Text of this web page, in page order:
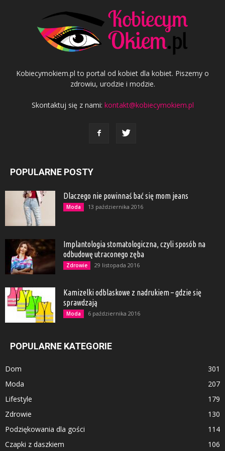
Kobiecymokiem.pl to portal od kobiet dla kobiet. Piszemy o
zdrowiu, urodzie i modzie.
Skontaktuj się z nami: kontakt@kobiecymokiem.pl
POPULARNE POSTY
Dlaczego nie powinnaś bać się mom jeans
Moda 13 października 2016
Implantologia stomatologiczna, czyli sposób na
odbudowę utraconego zęba
Zdrowie 29 listopada 2016
Kamizelki odblaskowe z nadrukiem – gdzie się
sprawdzają
Moda 6 października 2016
POPULARNE KATEGORIE
Dom
301
Moda
207
Lifestyle
179
Zdrowie
130
Podziękowania dla gości
114
Czapki z daszkiem
106